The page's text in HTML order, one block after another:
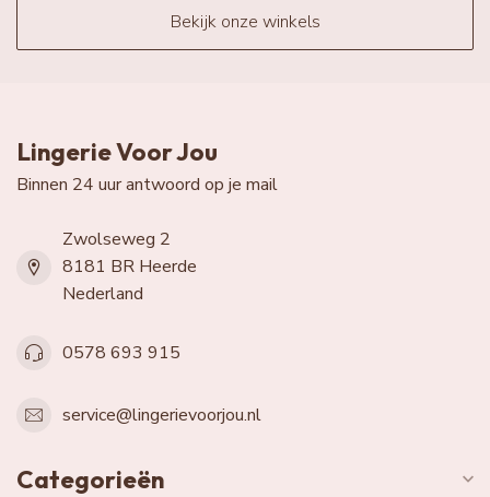
Bekijk onze winkels
Lingerie Voor Jou
Binnen 24 uur antwoord op je mail
Zwolseweg 2
8181 BR Heerde
Nederland
0578 693 915
service@lingerievoorjou.nl
Categorieën